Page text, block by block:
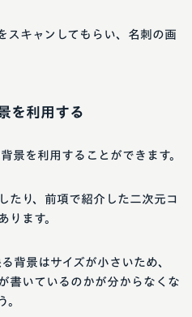
スキャンしてもらい、名刺の画
を利用する
景を利用することができます。
たり、前項で紹介した二次元コ
ります。
背景はサイズが小さいため、
書いているのかが分からなくな
。